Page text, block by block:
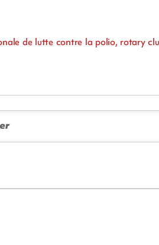
de lutte contre la polio, rotary